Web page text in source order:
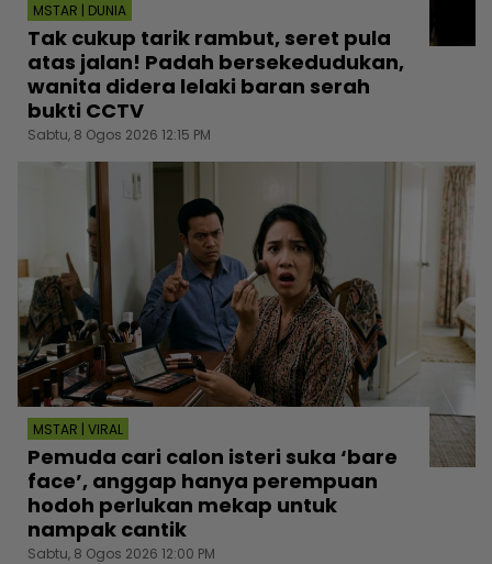
MSTAR | DUNIA
Tak cukup tarik rambut, seret pula
atas jalan! Padah bersekedudukan,
wanita didera lelaki baran serah
bukti CCTV
Sabtu, 8 Ogos 2026 12:15 PM
MSTAR | VIRAL
Pemuda cari calon isteri suka ‘bare
face’, anggap hanya perempuan
hodoh perlukan mekap untuk
nampak cantik
Sabtu, 8 Ogos 2026 12:00 PM